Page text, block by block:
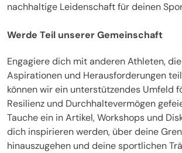
nachhaltige Leidenschaft für deinen
Werde Teil unserer Gemeinschaft
Engagiere dich mit anderen Athleten,
Aspirationen und Herausforderungen
können wir ein unterstützendes Umfeld
Resilienz und Durchhaltevermögen
Tauche ein in Artikel, Workshops und
dich inspirieren werden, über deine
hinauszugehen und deine sportlichen